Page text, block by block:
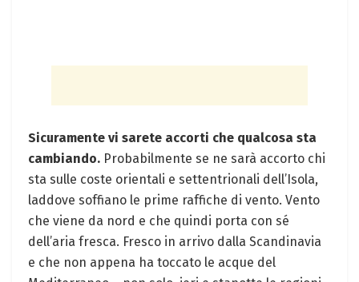
Sicuramente vi sarete accorti che qualcosa sta
cambiando. Probabilmente se ne sarà accorto chi
sta sulle coste orientali e settentrionali dell’Isola,
laddove soffiano le prime raffiche di vento. Vento
che viene da nord e che quindi porta con sé
dell’aria fresca. Fresco in arrivo dalla Scandinavia
e che non appena ha toccato le acque del